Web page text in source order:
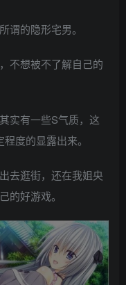
的隐形宅男。
想被不了解自己的
有一些S气质，这
度的显露出来。
逛街，还在我姐央
的好游戏。